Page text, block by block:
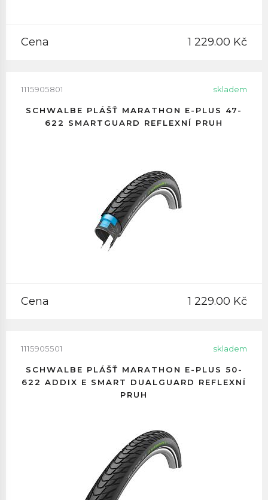
Cena 1 229.00 Kč
1115905801 skladem
SCHWALBE PLÁŠŤ MARATHON E-PLUS 47-
622 SMARTGUARD REFLEXNÍ PRUH
Cena 1 229.00 Kč
1115905501 skladem
SCHWALBE PLÁŠŤ MARATHON E-PLUS 50-
622 ADDIX E SMART DUALGUARD REFLEXNÍ
PRUH